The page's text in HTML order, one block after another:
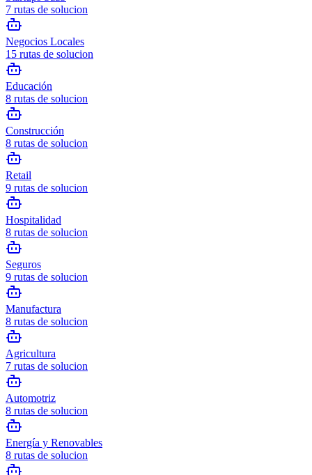
7 rutas de solucion
Negocios Locales
15 rutas de solucion
Educación
8 rutas de solucion
Construcción
8 rutas de solucion
Retail
9 rutas de solucion
Hospitalidad
8 rutas de solucion
Seguros
9 rutas de solucion
Manufactura
8 rutas de solucion
Agricultura
7 rutas de solucion
Automotriz
8 rutas de solucion
Energía y Renovables
8 rutas de solucion